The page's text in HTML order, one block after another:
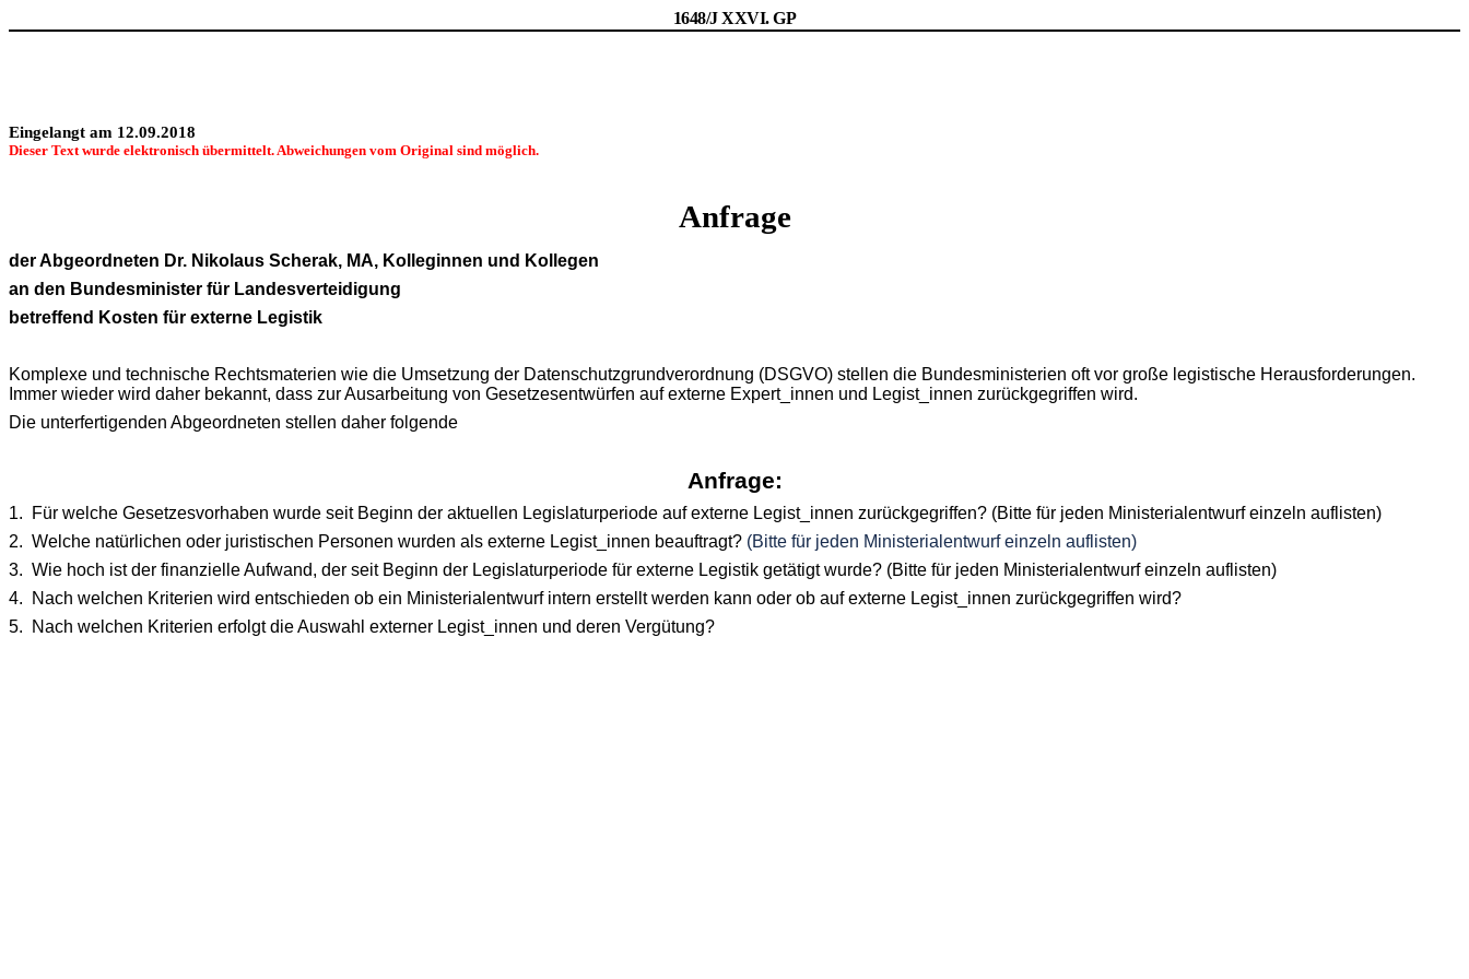
1648/J XXVI. GP
Eingelangt am 12.09.2018
Dieser Text wurde elektronisch übermittelt. Abweichungen vom Original sind möglich.
Anfrage
der Abgeordneten Dr. Nikolaus Scherak‚ MA, Kolleginnen und Kollegen
an den Bundesminister für Landesverteidigung
betreffend Kosten für externe Legistik
Komplexe und technische Rechtsmaterien wie die Umsetzung der Datenschutzgrundverordnung (DSGVO) stellen die Bundesministerien oft vor große legistische Herausforderungen.
Immer wieder wird daher bekannt, dass zur Ausarbeitung von Gesetzesentwürfen auf externe Expert_innen und Legist_innen zurückgegriffen wird.
Die unterfertigenden Abgeordneten stellen daher folgende
Anfrage:
1.
Für welche Gesetzesvorhaben wurde seit Beginn der aktuellen Legislaturperiode auf externe Legist_innen zurückgegriffen? (Bitte für jeden Ministerialentwurf einzeln auflisten)
2. Welche natürlichen oder juristischen Personen wurden als externe Legist_innen beauftragt? (Bitte für jeden Ministerialentwurf einzeln auflisten)
3. Wie hoch ist der finanzielle Aufwand, der seit Beginn der Legislaturperiode für externe Legistik getätigt wurde? (Bitte für jeden Ministerialentwurf einzeln auflisten)
4.
Nach welchen Kriterien wird entschieden ob ein Ministerialentwurf intern erstellt werden kann oder ob auf externe Legist_innen zurückgegriffen wird?
5.
Nach welchen Kriterien erfolgt die Auswahl externer Legist_innen und deren Vergütung?